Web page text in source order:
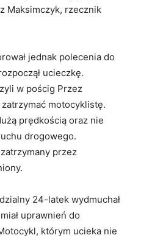
Maksimczyk, rzecznik
jednak polecenia do
ucieczkę.
w pościg Przez
motocyklistę.
prędkością oraz nie
drogowego.
przez
24-latek wydmuchał
uprawnień do
którym ucieka nie